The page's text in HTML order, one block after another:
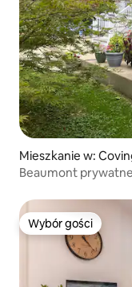
Mieszkanie w:
Beaumont
Wybór gości
Wybór gości